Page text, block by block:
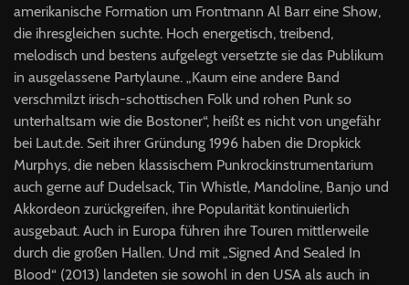
amerikanische Formation um Frontmann Al Barr eine Show,
die ihresgleichen suchte. Hoch energetisch, treibend,
melodisch und bestens aufgelegt versetzte sie das Publikum
in ausgelassene Partylaune. „Kaum eine andere Band
verschmilzt irisch-schottischen Folk und rohen Punk so
unterhaltsam wie die Bostoner“, heißt es nicht von ungefähr
bei Laut.de. Seit ihrer Gründung 1996 haben die Dropkick
Murphys, die neben klassischem Punkrockinstrumentarium
auch gerne auf Dudelsack, Tin Whistle, Mandoline, Banjo und
Akkordeon zurückgreifen, ihre Popularität kontinuierlich
ausgebaut. Auch in Europa führen ihre Touren mittlerweile
durch die großen Hallen. Und mit „Signed And Sealed In
Blood“ (2013) landeten sie sowohl in den USA als auch in